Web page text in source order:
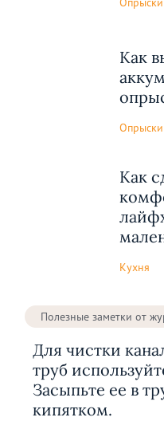
Как
Как
Кухня
Полезные заметки от